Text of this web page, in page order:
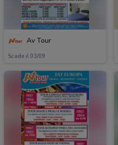
Av Tour
Scade il 03/09